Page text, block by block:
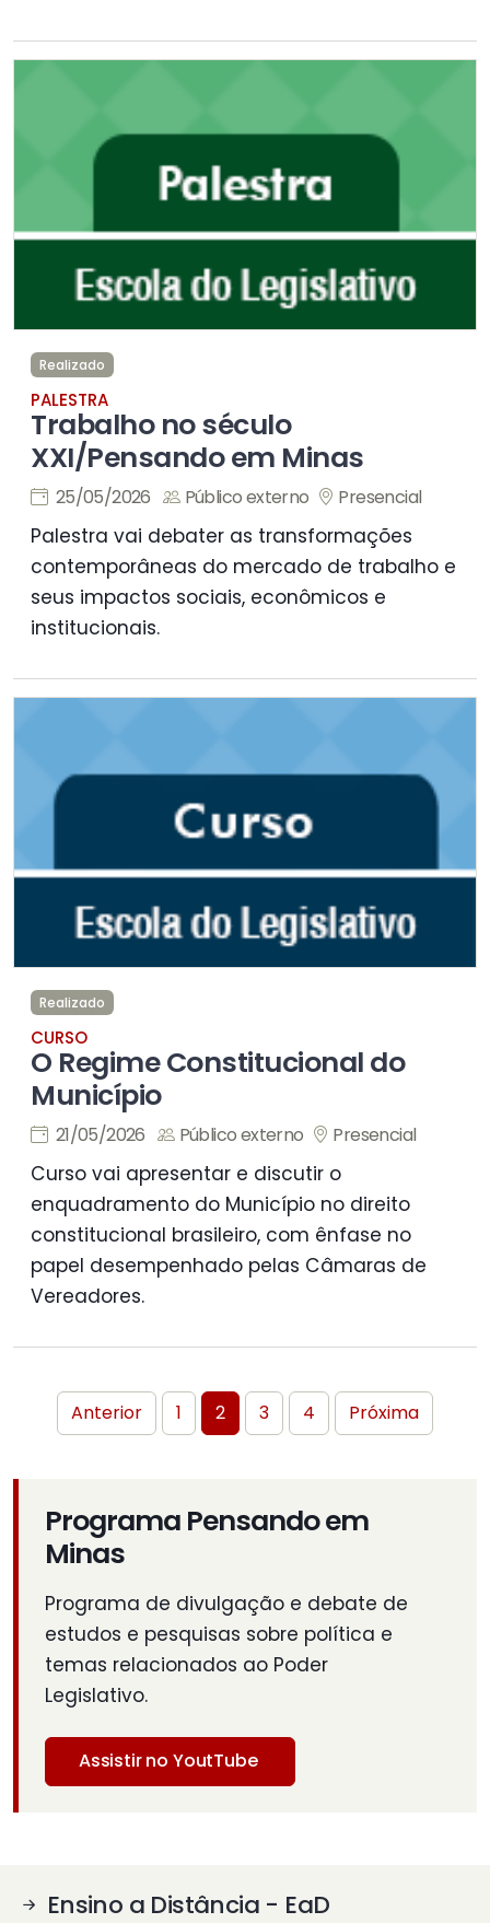
Realizado
PALESTRA
Trabalho no século
XXI/Pensando em Minas
25/05/2026 Público externo Presencial
Palestra vai debater as transformações
contemporâneas do mercado de trabalho e
seus impactos sociais, econômicos e
institucionais.
Realizado
CURSO
O Regime Constitucional do
Município
21/05/2026 Público externo Presencial
Curso vai apresentar e discutir o
enquadramento do Município no direito
constitucional brasileiro, com ênfase no
papel desempenhado pelas Câmaras de
Vereadores.
Anterior 1 2 3 4 Próxima
Programa Pensando em
Minas
Programa de divulgação e debate de
estudos e pesquisas sobre política e
temas relacionados ao Poder
Legislativo.
Assistir no YoutTube
Ensino a Distância - EaD